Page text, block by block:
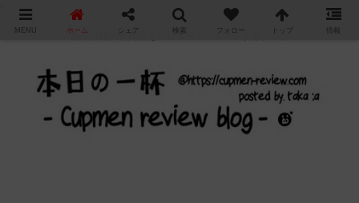
カップ麺の新商品をレビュー / アレンジするブログ
MENU ホーム シェア 検索 フォロー トップ 情報